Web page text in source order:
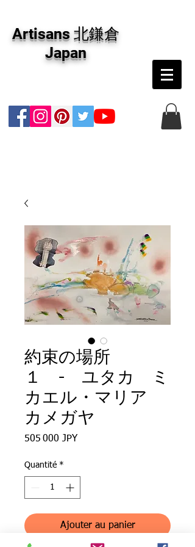
版画・切り絵など、コンテンポラリー並びにフ
ァインアートのオンライン販売をしています。
日本国内の抽象画・具象画の画家に加え、海外
のアーティストの作品もお取り寄せ頂けます。
インテリアとして、大切な方へのギフトとし
Artisans 北鎌倉
Japan
約束の場所
１ - ユタカ ミ
カエル・マリア
カメガヤ
505 000 JPYPrix
Quantité *
Ajouter au panier